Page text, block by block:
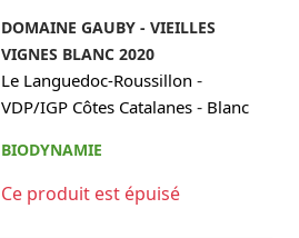
DOMAINE GAUBY - VIEILLES
VIGNES BLANC 2020
Le Languedoc-Roussillon -
VDP/IGP Côtes Catalanes - Blanc
BIODYNAMIE
Ce produit est épuisé